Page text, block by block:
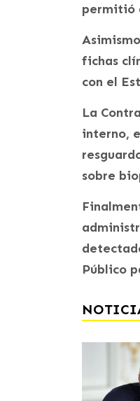
permitió
fichas
con el
La
interno,
sobre
Público